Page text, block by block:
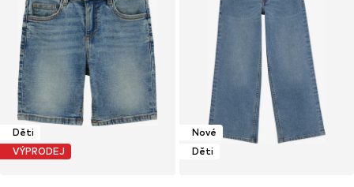
Děti
VÝPRODEJ
Nové
Děti